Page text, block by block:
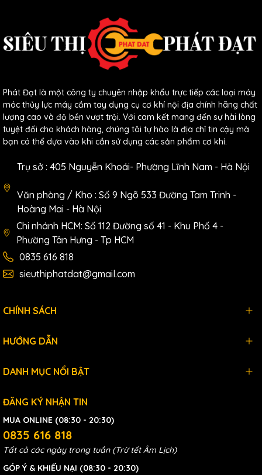
Phát Đạt là một công ty chuyên nhập khẩu trực tiếp các loại máy
móc thủy lực máy cầm tay dụng cụ cơ khí nội địa chính hãng chất
lượng cao và độ bền vượt trội. Với cam kết mang đến sự hài lòng
tuyệt đối cho khách hàng, chúng tôi tự hào là địa chỉ tin cậy mà
bạn có thể dựa vào khi cần sử dụng các sản phẩm cơ khí.
Trụ sở : 405 Nguyễn Khoái- Phường Lĩnh Nam - Hà Nội
Văn phòng / Kho : Số 9 Ngõ 533 Đường Tam Trinh -
Hoàng Mai - Hà Nội
Chi nhánh HCM: Số 112 Đường số 41 - Khu Phố 4 -
Phường Tân Hưng - Tp HCM
0835 616 818
sieuthiphatdat@gmail.com
CHÍNH SÁCH
HƯỚNG DẪN
DANH MỤC NỔI BẬT
ĐĂNG KÝ NHẬN TIN
MUA ONLINE (08:30 - 20:30)
0835 616 818
Tất cả các ngày trong tuần (Trừ tết Âm Lịch)
GÓP Ý & KHIẾU NẠI (08:30 - 20:30)